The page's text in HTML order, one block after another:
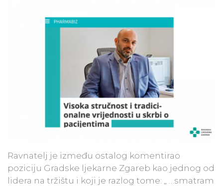
Ravnatelj je između ostalog komentirao
poziciju Gradske ljekarne Zgareb kao jednog od
lidera na tržištu i koji je razlog tome: „ …smatram